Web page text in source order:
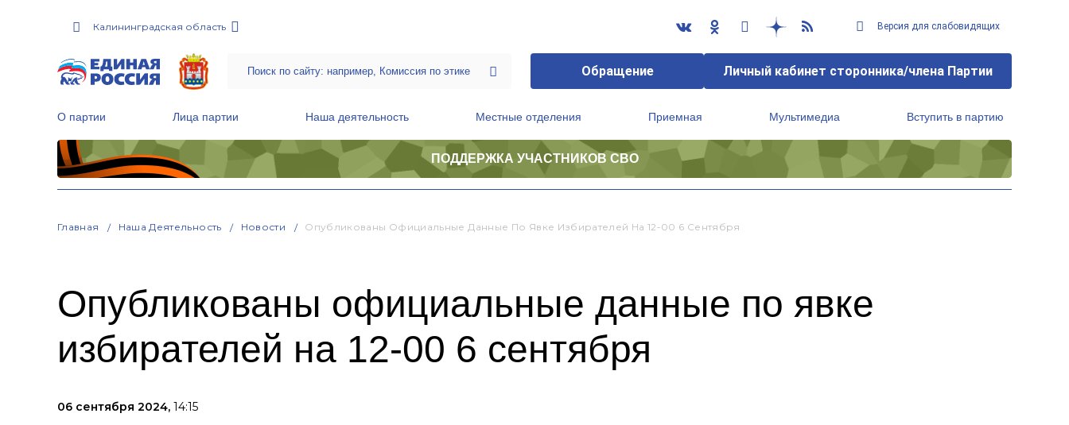
Калининградская область Версия для слабовидящих
Обращение Личный кабинет сторонника/члена Партии
О партии Лица партии Наша деятельность Местные отделения Приемная Мультимедиа Вступить в партию
ПОДДЕРЖКА УЧАСТНИКОВ СВО
Главная Наша Деятельность Новости Опубликованы Официальные Данные По Явке Избирателей На 12-00 6 Сентября
Опубликованы официальные данные по явке
избирателей на 12-00 6 сентября
06 сентября 2024, 14:15